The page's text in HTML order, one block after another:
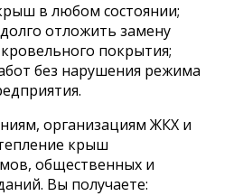
в любом состоянии;
отложить замену
покрытия;
без нарушения режима
организациям ЖКХ и
крыш
общественных и
Вы получаете: